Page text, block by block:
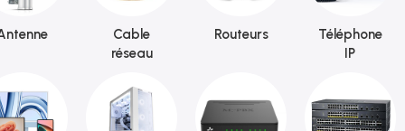
Cable
réseau
Routeurs
Téléphone
IP